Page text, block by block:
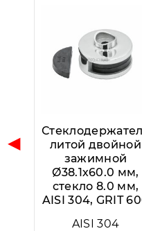
◀
литой двойной
зажимной
Ø38.1х60.0 мм,
стекло 8.0 мм,
AISI 304, GRIT
AISI 304